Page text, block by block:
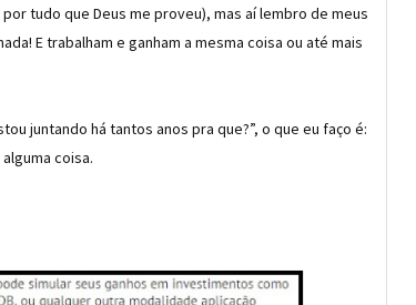
tudo que Deus me proveu), mas aí lembro de meus
E trabalham e ganham a mesma coisa ou até mais
juntando há tantos anos pra que?”, o que eu faço é:
coisa.